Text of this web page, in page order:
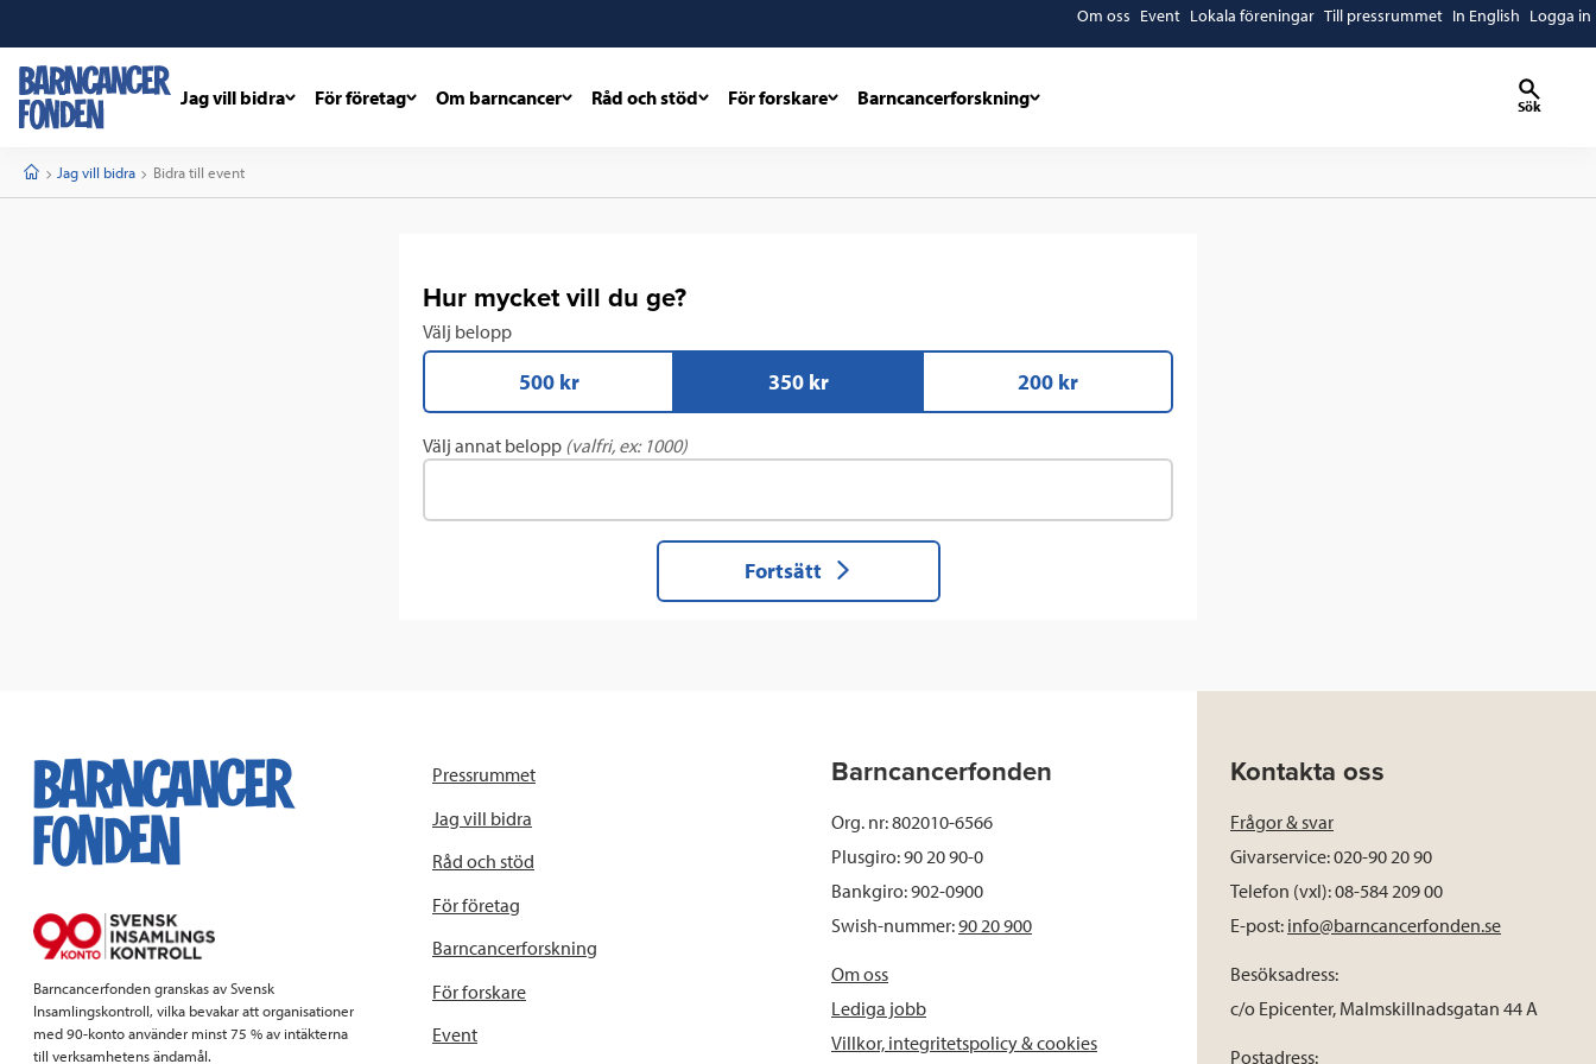
Om oss Event Lokala föreningar Till pressrummet In English Logga in
Jag vill bidra För företag Om barncancer Råd och stöd För forskare Barncancerforskning Sök
StartJag vill bidra Current:
Bidra till event
Hur mycket vill du ge?
Välj belopp
500 kr 350 kr 200 kr
Välj annat belopp (valfri, ex: 1000)
Fortsätt
Barncancerfonden granskas av Svensk
Insamlingskontroll, vilka bevakar att organisationer
med 90-konto använder minst 75 % av intäkterna
till verksamhetens ändamål.
Pressrummet
Jag vill bidra
Råd och stöd
För företag
Barncancerforskning
För forskare
Event
Barncancerfonden
Org. nr: 802010-6566
Plusgiro: 90 20 90-0
Bankgiro: 902-0900
Swish-nummer:90 20 900
Om oss
Lediga jobb
Villkor, integritetspolicy & cookies
Kontakta oss
Frågor & svar
Givarservice: 020-90 20 90
Telefon (vxl): 08-584 209 00
E-post: info@barncancerfonden.se
Besöksadress:
c/o Epicenter, Malmskillnadsgatan 44 A
Postadress: